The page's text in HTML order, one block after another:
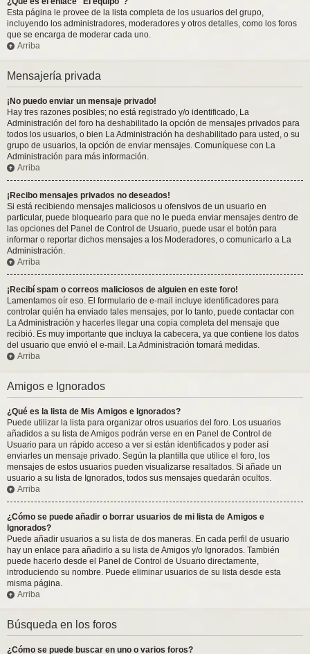
Esta página le provee de la lista completa de los usuarios del grupo,
incluyendo los administradores, moderadores y otros detalles, como los foros
que se encarga de moderar cada uno.
Arriba
Mensajería privada
¡No puedo enviar un mensaje privado!
Hay tres razones posibles; no está registrado y/o identificado, La
Administración del foro ha deshabilitado la opción de mensajes privados para
todos los usuarios, o bien La Administración ha deshabilitado para usted, o su
grupo de usuarios, la opción de enviar mensajes. Comuníquese con La
Administración para más información.
Arriba
¡Recibo mensajes privados no deseados!
Si está recibiendo mensajes maliciosos u ofensivos de un usuario en
particular, puede bloquearlo para que no le pueda enviar mensajes dentro de
las opciones del Panel de Control de Usuario, puede usar el botón para
informar o reportar dichos mensajes a los Moderadores, o comunicarlo a La
Administración.
Arriba
¡Recibí spam o correos maliciosos de alguien en este foro!
Lamentamos oír eso. El formulario de e-mail incluye identificadores para
controlar quién ha enviado tales mensajes, por lo tanto, puede contactar con
La Administración y hacerles llegar una copia completa del mensaje que
recibió. Es muy importante que incluya la cabecera, ya que contiene los datos
del usuario que envió el e-mail. La Administración tomará medidas.
Arriba
Amigos e Ignorados
¿Qué es la lista de Mis Amigos e Ignorados?
Puede utilizar la lista para organizar otros usuarios del foro. Los usuarios
añadidos a su lista de Amigos podrán verse en en Panel de Control de
Usuario para un rápido acceso a ver si están identificados y poder así
enviarles un mensaje privado. Según la plantilla que utilice el foro, los
mensajes de estos usuarios pueden visualizarse resaltados. Si añade un
usuario a su lista de Ignorados, todos sus mensajes quedarán ocultos.
Arriba
¿Cómo se puede añadir o borrar usuarios de mi lista de Amigos e
Ignorados?
Puede añadir usuarios a su lista de dos maneras. En cada perfil de usuario
hay un enlace para añadirlo a su lista de Amigos y/o Ignorados. También
puede hacerlo desde el Panel de Control de Usuario directamente,
introduciendo su nombre. Puede eliminar usuarios de su lista desde esta
misma página.
Arriba
Búsqueda en los foros
¿Cómo se puede buscar en uno o varios foros?